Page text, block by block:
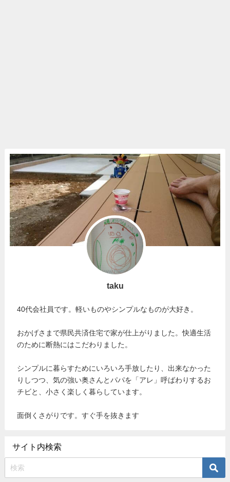
taku
40代会社員です。軽いものやシンプルなものが大好き。
おかげさまで県民共済住宅で家が仕上がりました。快適生活
のために断熱にはこだわりました。
シンプルに暮らすためにいろいろ手放したり、出来なかった
りしつつ、気の強い奥さんとパパを「アレ」呼ばわりするお
チビと、小さく楽しく暮らしています。
面倒くさがりです。すぐ手を抜きます
サイト内検索